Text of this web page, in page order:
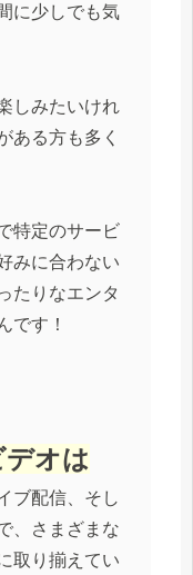
に少しでも気
しみたいけれ
ある方も多く
特定のサービ
みに合わない
たりなエンタ
です！
オは
ブ配信、そし
、さまざまな
取り揃えてい